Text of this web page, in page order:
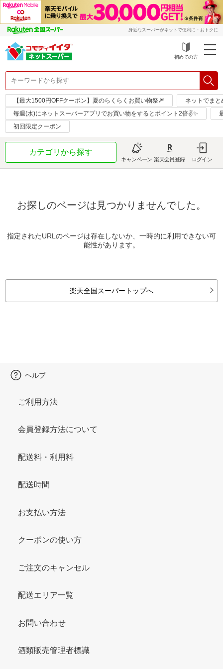
身近なスーパーがネットで便利に・おトクに
初めての方
【最大1500円OFFクーポン】夏のらくらくお買い物祭🎆
ネットでまと
毎週(水)にネットスーパーアプリでお買い物をするとポイント2倍✌✨
初回限定クーポン
カテゴリから探す
キャンペーン 楽天会員登録 ログイン
お探しのページは見つかりませんでした。
指定されたURLのページは存在しないか、一時的に利用できない可
能性があります。
楽天全国スーパートップへ
ヘルプ
ご利用方法
会員登録方法について
配送料・利用料
配送時間
お支払い方法
クーポンの使い方
ご注文のキャンセル
配送エリア一覧
お問い合わせ
酒類販売管理者標識